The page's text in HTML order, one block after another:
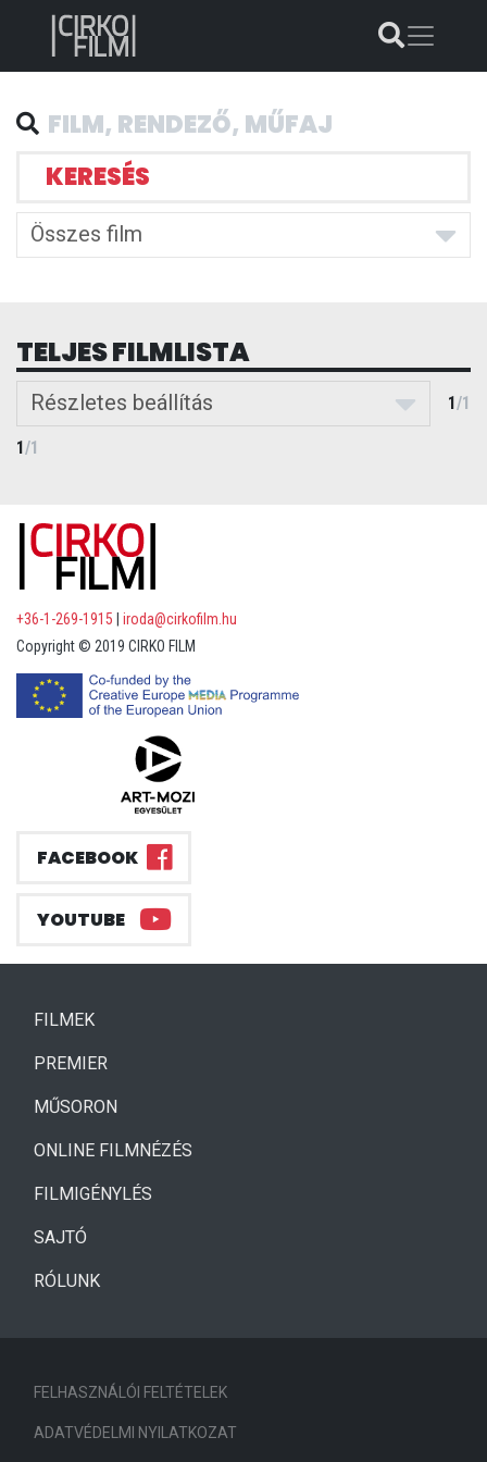
KERESÉS
Összes film
TELJES FILMLISTA
Részletes beállítás 1/1
1/1
+36-1-269-1915
iroda@cirkofilm.hu
Copyright © 2019 CIRKO FILM
FACEBOOK
YOUTUBE
FILMEK(CURRENT)
PREMIER
MŰSORON
ONLINE FILMNÉZÉS
FILMIGÉNYLÉS
SAJTÓ
RÓLUNK
FELHASZNÁLÓI FELTÉTELEK
ADATVÉDELMI NYILATKOZAT